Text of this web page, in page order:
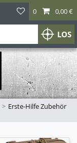
LOS
0 0,00 €
Erste-Hilfe Zubehör